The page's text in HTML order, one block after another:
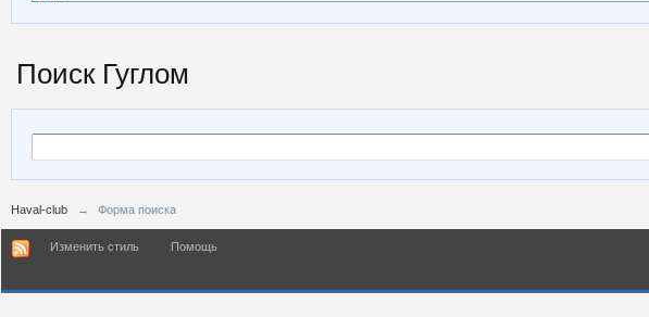
Поиск Гуглом
Haval-club → Форма поиска
Изменить стиль Помощь